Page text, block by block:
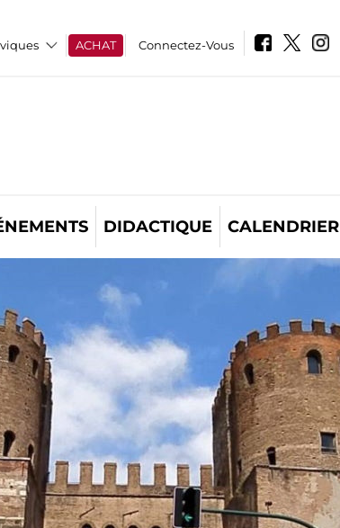
ACHAT Connectez-Vous
DIDACTIQUE CALENDRIER